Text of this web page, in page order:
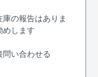
の報告はありま
めします
い合わせる